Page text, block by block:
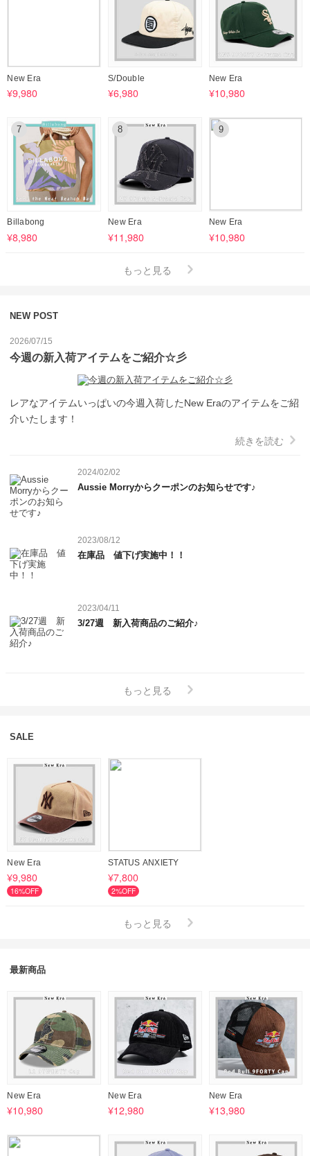
New Era
¥9,980
S/Double
¥6,980
New Era
¥10,980
7
Billabong
¥8,980
8
New Era
¥11,980
9
New Era
¥10,980
もっと見る
NEW POST
2026/07/15
今週の新入荷アイテムをご紹介☆彡
レアなアイテムいっぱいの今週入荷したNew Eraのアイテムをご紹
介いたします！
続きを読む
2024/02/02
Aussie Morryからクーポンのお知らせです♪
2023/08/12
在庫品 値下げ実施中！！
2023/04/11
3/27週 新入荷商品のご紹介♪
もっと見る
SALE
New Era
¥9,980
16%OFF
STATUS ANXIETY
¥7,800
2%OFF
もっと見る
最新商品
New Era
¥10,980
New Era
¥12,980
New Era
¥13,980